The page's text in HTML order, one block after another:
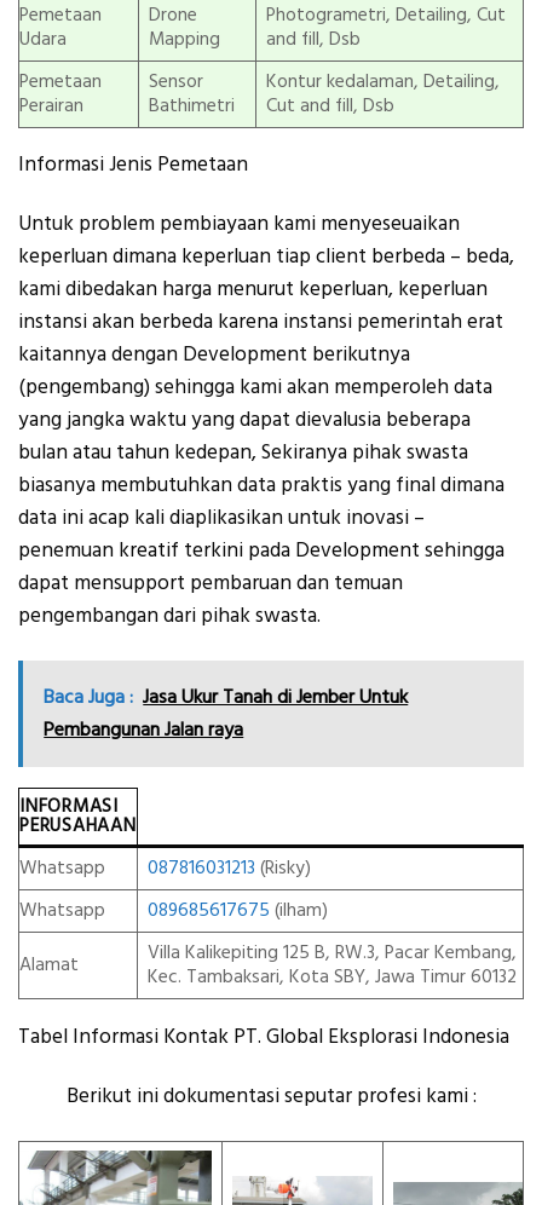
Pemetaan
Udara
Drone
Mapping
Photogrametri, Detailing, Cut
and fill, Dsb
Pemetaan
Perairan
Sensor
Bathimetri
Kontur kedalaman, Detailing,
Cut and fill, Dsb
Informasi Jenis Pemetaan
Untuk problem pembiayaan kami menyeseuaikan
keperluan dimana keperluan tiap client berbeda – beda,
kami dibedakan harga menurut keperluan, keperluan
instansi akan berbeda karena instansi pemerintah erat
kaitannya dengan Development berikutnya
(pengembang) sehingga kami akan memperoleh data
yang jangka waktu yang dapat dievalusia beberapa
bulan atau tahun kedepan, Sekiranya pihak swasta
biasanya membutuhkan data praktis yang final dimana
data ini acap kali diaplikasikan untuk inovasi –
penemuan kreatif terkini pada Development sehingga
dapat mensupport pembaruan dan temuan
pengembangan dari pihak swasta.
Baca Juga : Jasa Ukur Tanah di Jember Untuk
Pembangunan Jalan raya
INFORMASI
PERUSAHAAN
Whatsapp
087816031213 (Risky)
Whatsapp
089685617675 (ilham)
Alamat
Villa Kalikepiting 125 B, RW.3, Pacar Kembang,
Kec. Tambaksari, Kota SBY, Jawa Timur 60132
Tabel Informasi Kontak PT. Global Eksplorasi Indonesia
Berikut ini dokumentasi seputar profesi kami :